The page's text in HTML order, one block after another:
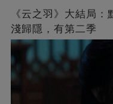
《云之羽》大結局
淺歸隱，有第二季